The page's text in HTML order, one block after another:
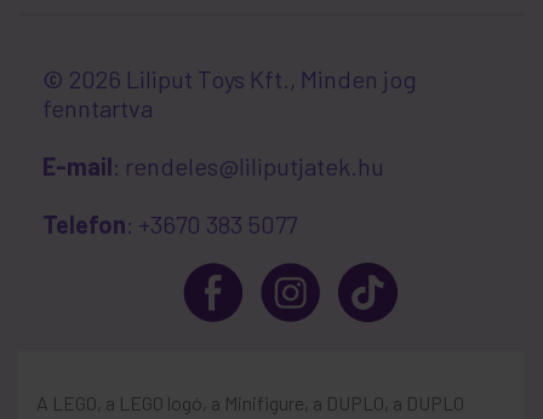
© 2026 Liliput Toys Kft., Minden jog
fenntartva
E-mail: rendeles@liliputjatek.hu
Telefon: +3670 383 5077
A LEGO, a LEGO logó, a Minifigure, a DUPLO, a DUPLO